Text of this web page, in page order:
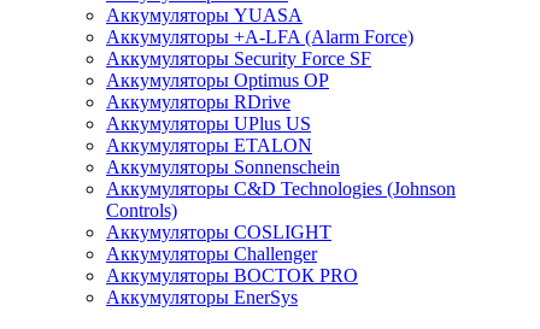
Аккумуляторы YUASA
Аккумуляторы +A-LFA (Alarm Force)
Аккумуляторы Security Force SF
Аккумуляторы Optimus OP
Аккумуляторы RDrive
Аккумуляторы UPlus US
Аккумуляторы ETALON
Аккумуляторы Sonnenschein
Аккумуляторы С&D Technologies (Johnson
Controls)
Аккумуляторы COSLIGHT
Аккумуляторы Challenger
Аккумуляторы ВОСТОК PRO
Аккумуляторы EnerSys